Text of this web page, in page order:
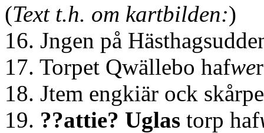
(Text t.h. om kartbilden:)
16. Jngen på
17. Torpet Qwällebo hafwe
18. Jtem engkiär ock
19. ??attie? Uglas torp haf